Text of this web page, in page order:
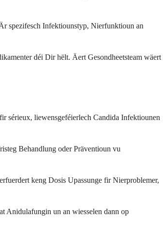
spezifesch Infektiounstyp, Nierfunktioun an
déi Dir hëlt. Äert Gesondheetsteam wäert
sérieux, liewensgeféierlech Candida Infektiounen
Behandlung oder Präventioun vu
keng Dosis Upassunge fir Nierproblemer,
Anidulafungin un an wiesselen dann op